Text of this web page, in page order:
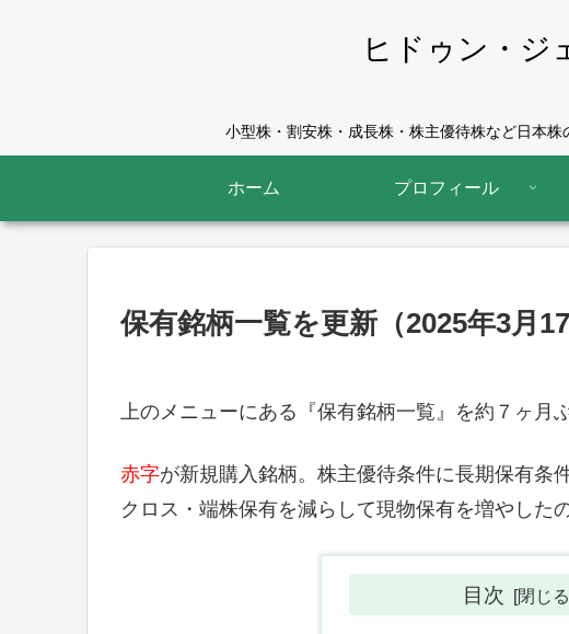
ヒドゥン・ジ
小型株・割安株・成長株・株主優待株など日本
ホーム プロフィール
保有銘柄一覧を更新（2025年3月17
上のメニューにある『保有銘柄一覧』を約７ヶ月
赤字が新規購入銘柄。株主優待条件に長期保有条
クロス・端株保有を減らして現物保有を増やした
目次